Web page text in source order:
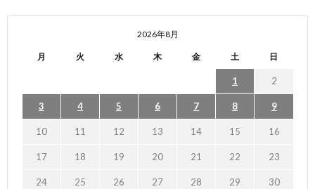
2026年8月
月 火 水 木 金 土 日
1 2
3 4 5 6 7 8 9
10 11 12 13 14 15 16
17 18 19 20 21 22 23
24 25 26 27 28 29 30